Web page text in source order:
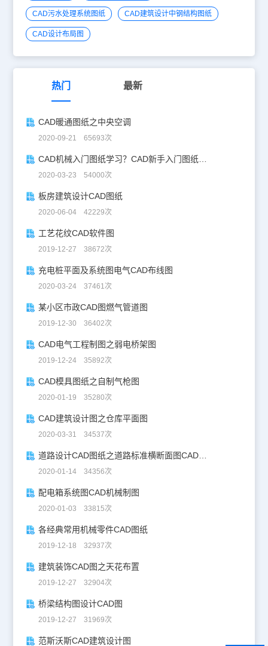
CAD污水处理系统图纸 CAD建筑设计中钢结构图纸
CAD设计布局图
热门 最新
CAD暖通图纸之中央空调
2020-09-21 65693次
CAD机械入门图纸学习？CAD新手入门图纸练习
2020-03-23 54000次
板房建筑设计CAD图纸
2020-06-04 42229次
工艺花纹CAD软件图
2019-12-27 38672次
充电桩平面及系统图电气CAD布线图
2020-03-24 37461次
某小区市政CAD图燃气管道图
2019-12-30 36402次
CAD电气工程制图之弱电桥架图
2019-12-24 35892次
CAD模具图纸之自制气枪图
2020-01-19 35280次
CAD建筑设计图之仓库平面图
2020-03-31 34537次
道路设计CAD图纸之道路标准横断面图CAD图纸
2020-01-14 34356次
配电箱系统图CAD机械制图
2020-01-03 33815次
各经典常用机械零件CAD图纸
2019-12-18 32937次
建筑装饰CAD图之天花布置
2019-12-27 32904次
桥梁结构图设计CAD图
2019-12-27 31969次
范斯沃斯CAD建筑设计图